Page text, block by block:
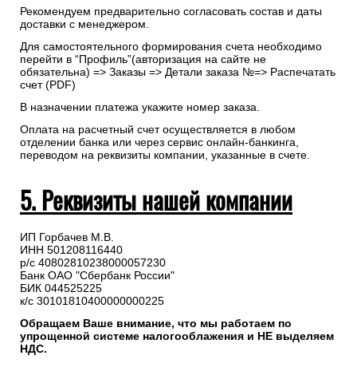
Рекомендуем предварительно согласовать состав и даты
доставки с менеджером.
Для самостоятельного формирования счета необходимо
перейти в “Профиль”(авторизация на сайте не
обязательна) => Заказы => Детали заказа №=> Распечатать
счет (PDF)
В назначении платежа укажите номер заказа.
Оплата на расчетный счет осуществляется в любом
отделении банка или через сервис онлайн-банкинга,
переводом на реквизиты компании, указанные в счете.
5. Реквизиты нашей компании
ИП Горбачев М.В.
ИНН 501208116440
р/с 40802810238000057230
Банк ОАО "Сбербанк России"
БИК 044525225
к/с 30101810400000000225
Обращаем Ваше внимание, что мы работаем по
упрощенной системе налогооблажения и НЕ выделяем
НДС.